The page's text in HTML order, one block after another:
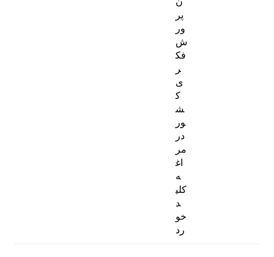
پر
ور
ش
فک
ر
ی
ک
ش
ور
در
مر
اغ
ه
کلی
د
خو
رد